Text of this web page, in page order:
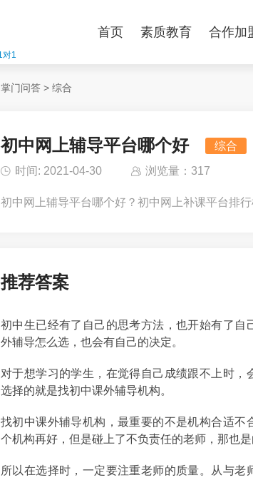
首页 素质教育 合作加
掌门问答 > 综合
初中网上辅导平台哪个好 综合
时间: 2021-04-30 浏览量：317
初中网上辅导平台哪个好？初中网上补课平台排
推荐答案
初中生已经有了自己的思考方法，也开始有了自
外辅导怎么选，也会有自己的决定。
对于想学习的学生，在觉得自己成绩跟不上时，
选择的就是找初中课外辅导机构。
找初中课外辅导机构，最重要的不是机构合适不
个机构再好，但是碰上了不负责任的老师，那也是
所以在选择时，一定要注重老师的质量。从与老